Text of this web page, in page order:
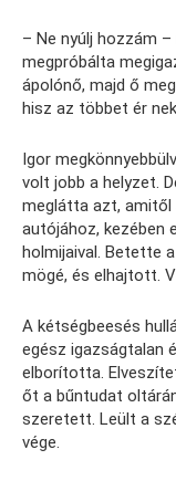
– Ne nyúlj hozzám
megpróbálta
ápolónő, majd ő
hisz az többet ér
Igor
volt jobb a helyzet.
meglátta azt, amitől
autójához, kezében
holmijaival. Betette
mögé, és elhajtott.
A kétségbeesés
egész igazságtalan
elborította.
őt a bűntudat
szeretett. Leült a
vége.